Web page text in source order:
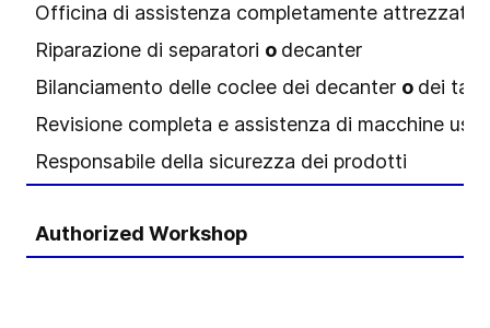
Officina di assistenza completamente attrezzata
Riparazione di separatori o decanter
Bilanciamento delle coclee dei decanter o dei
Revisione completa e assistenza di macchine
Responsabile della sicurezza dei prodotti
Authorized Workshop